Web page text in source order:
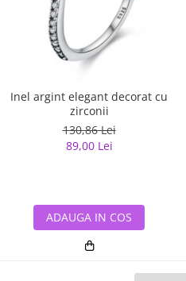
Inel argint elegant decorat cu
zirconii
130,86 Lei
89,00 Lei
ADAUGA IN COS